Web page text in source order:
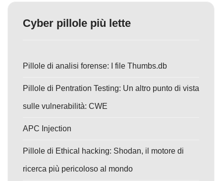
Cyber pillole più lette
Pillole di analisi forense: I file Thumbs.db
Pillole di Pentration Testing: Un altro punto di vista
sulle vulnerabilità: CWE
APC Injection
Pillole di Ethical hacking: Shodan, il motore di
ricerca più pericoloso al mondo